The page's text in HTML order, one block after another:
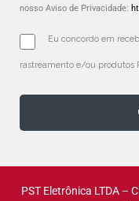
nosso Aviso de Privacidade:
Eu concordo em
rastreamento e/ou produtos
PST Eletrônica LTDA –